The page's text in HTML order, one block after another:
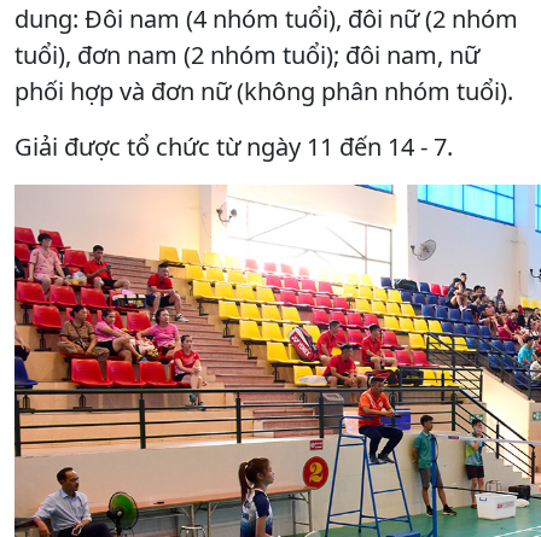
dung: Đôi nam (4 nhóm tuổi), đôi nữ (2 nhóm
tuổi), đơn nam (2 nhóm tuổi); đôi nam, nữ
phối hợp và đơn nữ (không phân nhóm tuổi).
Giải được tổ chức từ ngày 11 đến 14 - 7.